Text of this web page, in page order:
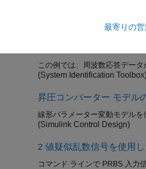
Design a PID controller for a
Linearizer, Frequency
この例では、周波数応答デー
(System Identification
昇圧コンバーター モデル
線形パラメーター変動モデル
(Simulink Control Design)
2 値疑似乱数信号を使用
コマンド ラインで PRBS 入力
最寄りの